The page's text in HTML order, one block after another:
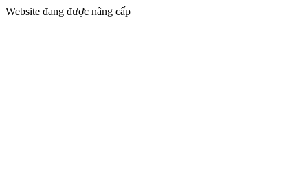
Website đang được nâng cấp